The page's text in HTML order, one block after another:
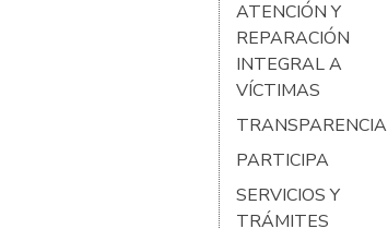
ATENCIÓN Y
REPARACIÓN
INTEGRAL A
VÍCTIMAS
TRANSPARENCIA
PARTICIPA
SERVICIOS Y
TRÁMITES